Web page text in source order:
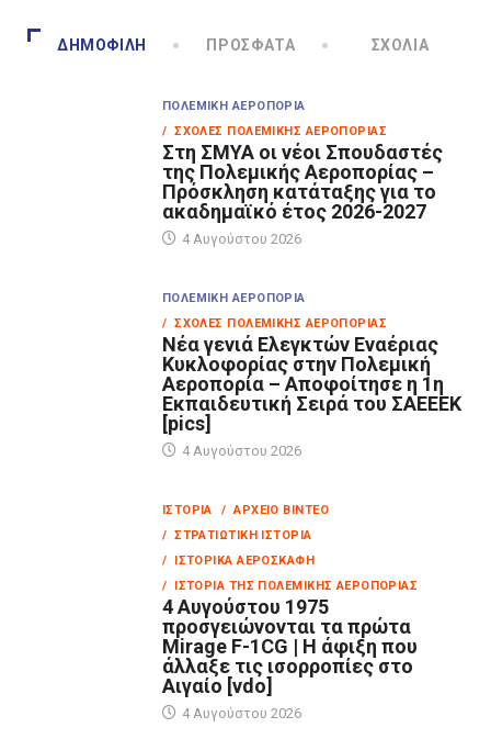
ΔΗΜΟΦΙΛΉ ΠΡΌΣΦΑΤΑ ΣΧΌΛΙΑ
ΠΟΛΕΜΙΚΉ ΑΕΡΟΠΟΡΊΑ
/ ΣΧΟΛΈΣ ΠΟΛΕΜΙΚΉΣ ΑΕΡΟΠΟΡΊΑΣ
Στη ΣΜΥΑ οι νέοι Σπουδαστές
της Πολεμικής Αεροπορίας –
Πρόσκληση κατάταξης για το
ακαδημαϊκό έτος 2026-2027
4 Αυγούστου 2026
ΠΟΛΕΜΙΚΉ ΑΕΡΟΠΟΡΊΑ
/ ΣΧΟΛΈΣ ΠΟΛΕΜΙΚΉΣ ΑΕΡΟΠΟΡΊΑΣ
Νέα γενιά Ελεγκτών Εναέριας
Κυκλοφορίας στην Πολεμική
Αεροπορία – Αποφοίτησε η 1η
Εκπαιδευτική Σειρά του ΣΑΕΕΕΚ
[pics]
4 Αυγούστου 2026
ΙΣΤΟΡΊΑ
/ ΑΡΧΕΊΟ ΒΊΝΤΕΟ
/ ΣΤΡΑΤΙΩΤΙΚΉ ΙΣΤΟΡΊΑ
/ ΙΣΤΟΡΙΚΆ ΑΕΡΟΣΚΆΦΗ
/ ΙΣΤΟΡΊΑ ΤΗΣ ΠΟΛΕΜΙΚΉΣ ΑΕΡΟΠΟΡΊΑΣ
4 Αυγούστου 1975
προσγειώνονται τα πρώτα
Mirage F-1CG | Η άφιξη που
άλλαξε τις ισορροπίες στο
Αιγαίο [vdo]
4 Αυγούστου 2026